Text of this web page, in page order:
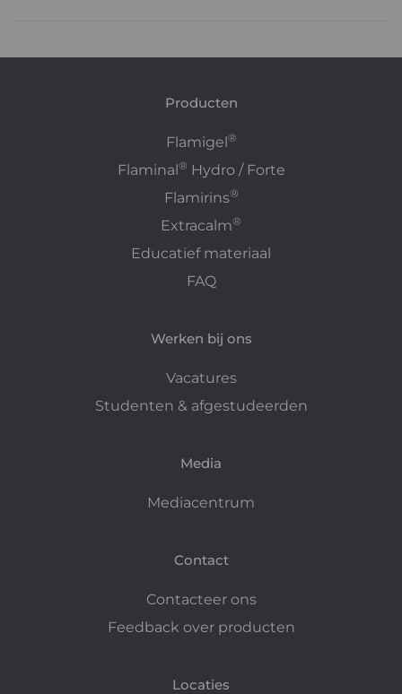
Producten
Flamigel®
Flaminal® Hydro / Forte
Flamirins®
Extracalm®
Educatief materiaal
FAQ
Werken bij ons
Vacatures
Studenten & afgestudeerden
Media
Mediacentrum
Contact
Contacteer ons
Feedback over producten
Locaties